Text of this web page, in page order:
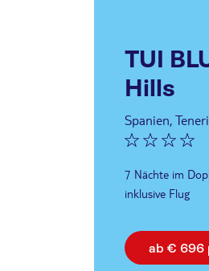
TUI
Hills
Spanien,
7 Nächte im
inklusive Flug
ab € 696